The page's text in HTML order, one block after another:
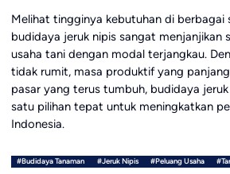
Melihat tingginya kebutuhan di berbagai
budidaya jeruk nipis sangat menjanjikan
usaha tani dengan modal terjangkau.
tidak rumit, masa produktif yang
pasar yang terus tumbuh, budidaya
satu pilihan tepat untuk meningkatkan
Indonesia.
#Budidaya Tanaman #Jeruk Nipis #Peluang Usaha